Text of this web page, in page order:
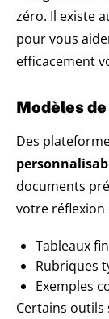
zéro. Il existe
pour vous
efficacement
Modèles
Des
documents
votre réflexion
Tableaux
Rubriques
Exemples
Certains outils